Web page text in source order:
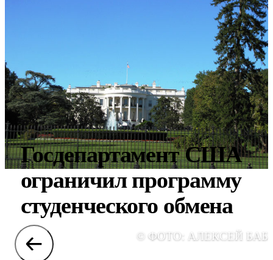
Госдепартамент США
ограничил программу
студенческого обмена
© ФОТО: АЛЕКСЕЙ